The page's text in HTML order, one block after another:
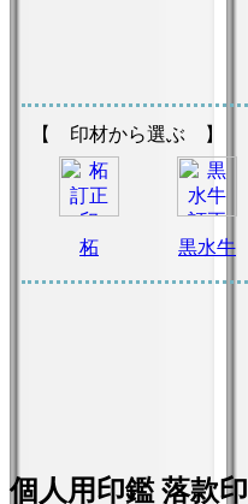
【 印材から選ぶ 】
柘 黒水牛
個人用印鑑 落款印